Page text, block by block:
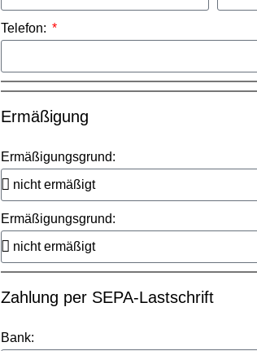
Telefon:
Ermäßigung
Ermäßigungsgrund:
Ermäßigungsgrund:
Zahlung per SEPA-Lastschrift
Bank: